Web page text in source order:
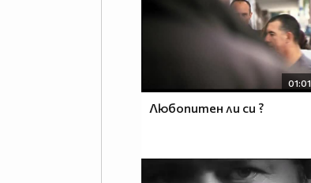
01:01
Любопитен ли си ?